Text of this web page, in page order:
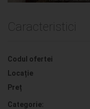
Caracteristici
Codul ofertei
Locație
Preț
Categorie: